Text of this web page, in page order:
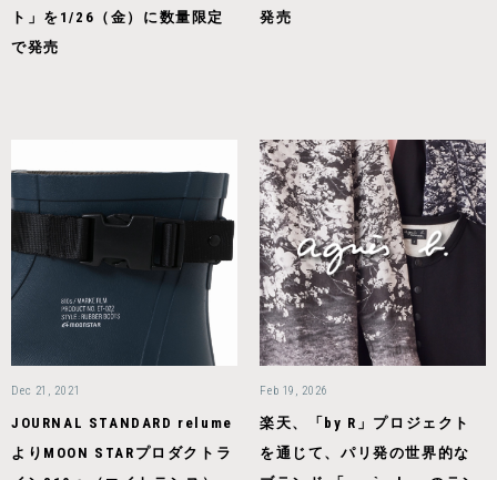
ト」を1/26（金）に数量限定
で発売
発売
Dec 21, 2021
JOURNAL STANDARD relume
よりMOON STARプロダクトラ
Feb 19, 2026
楽天、「by R」プロジェクト
を通じて、パリ発の世界的な